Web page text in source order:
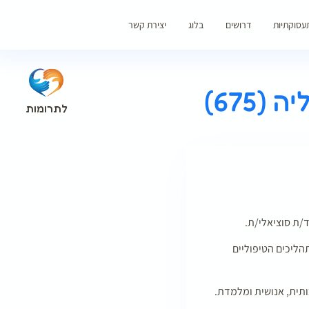
דרושים בלוג יצירת קשר
לתרומות
הטיפוליים
אנושית ומלמדת.